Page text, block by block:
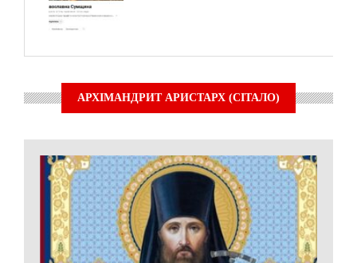
АРХІМАНДРИТ АРИСТАРХ (СІТАЛО)